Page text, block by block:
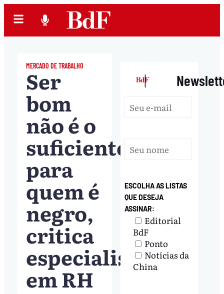
MERCADO DE TRABALHO
Ser
bom
não é o
suficiente
para
quem é
negro,
critica
especialista
em RH
|
ESCOLHA AS LISTAS
QUE DESEJA
ASSINAR:
Editorial
BdF
Ponto
Notícias da
China